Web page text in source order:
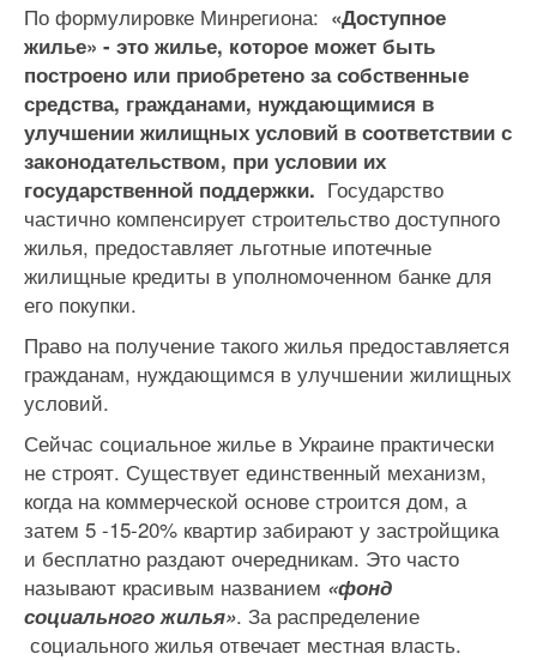
По формулировке Минрегиона: «Доступное
жилье» - это жилье, которое может быть
построено или приобретено за собственные
средства, гражданами, нуждающимися в
улучшении жилищных условий в соответствии с
законодательством, при условии их
государственной поддержки. Государство
частично компенсирует строительство доступного
жилья, предоставляет льготные ипотечные
жилищные кредиты в уполномоченном банке для
его покупки.
Право на получение такого жилья предоставляется
гражданам, нуждающимся в улучшении жилищных
условий.
Сейчас социальное жилье в Украине практически
не строят. Существует единственный механизм,
когда на коммерческой основе строится дом, а
затем 5 -15-20% квартир забирают у застройщика
и бесплатно раздают очередникам. Это часто
называют красивым названием «фонд
социального жилья». За распределение
социального жилья отвечает местная власть.